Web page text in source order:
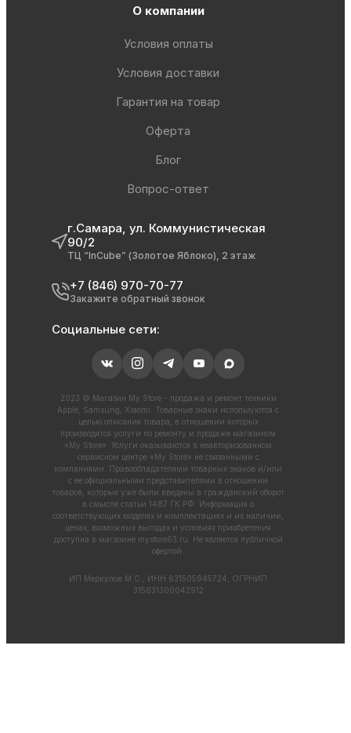
О компании
Условия оплаты
Условия доставки
Гарантия на товар
Оферта
Блог
Вопрос-ответ
г.Самара, ул. Коммунистическая
90/2
ТЦ “InCube” (Золотое Яблоко), 2 этаж
+7 (846) 970-70-77
Закажите обратный звонок
Социальные сети:
2023 © Магазин My Store - продажа и ремонт техники
Apple, Samsung, Xiaomi. Товарные знаки используются с
целью описания товара, в отношении которых
производятся услуги по ремонту и продаже магазином
«My Store». Услуги оказываются в неавторизованном
сервисном центре «My Store» не связанными с
компаниями. Правообладателями товарных знаков и/или
с ее официальными представителями в отношении
товаров, которые уже были введены в гражданский оборот
в смысле статьи 1487 ГК РФ. Информация о
соответствующих моделях и комплектациях и их наличии,
ценах, возможных выгодах и условиях приобретения
доступна в магазине mystore63.ru . Не является публичной
офертой.
ИП Меркулов М.С., ИНН 631505945724, ОГРНИП
315631300042912